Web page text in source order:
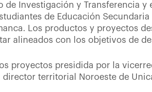
Investigación y Transferencia y
de Educación
Los productos y proyectos
alineados con los objetivos de
proyectos presidida por la
territorial Noroeste de